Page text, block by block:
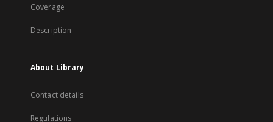
Coverage
Description
About Library
Contact details
Regulations